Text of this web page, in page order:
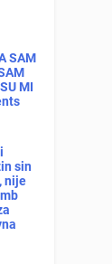
SAM
MI
sin
nije